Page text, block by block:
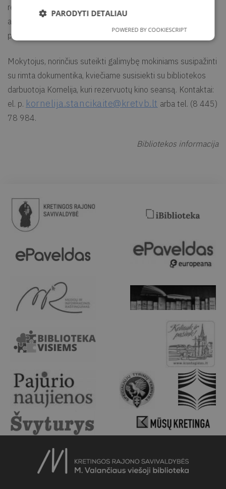
registracija. Taip pat, prieš registruojantis, prašome įvertinti,
ar klasė galės skirti 2 akademines valandas vieno filmo
peržiūrai.
Mokytojus, norinčius suteikti galimybę mokiniams susipažinti
su rimta dokumentika, kviečiame susisiekti su bibliotekos
darbuotoja Kornelija, kuri rezervuotų kino seansą. Kontaktai:
el. p. kornelija.stancikaite@kretvb.lt arba tel. (8 445)
78 984.
Bibliotekos informacija
PARODYTI DETALIAU
POWERED BY COOKIESCRIPT